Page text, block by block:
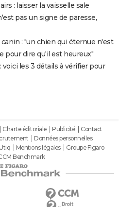
: laisser la vaisselle sale
pas un signe de paresse,
: "un chien qui éternue n'est
pour dire qu'il est heureux"
les 3 détails à vérifier pour
Charte éditoriale Publicité
Contact
Données personnelles
Mentions légales
Groupe Figaro
Benchmark